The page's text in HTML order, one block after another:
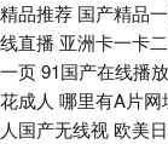
精品推荐 国产精品
线直播 亚洲卡一卡二
一页91国产在线播放
花成人 哪里有A片网
人国产无线视 欧美